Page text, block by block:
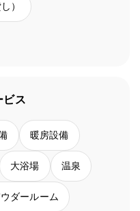
）
ビス
暖房設備
大浴場 温泉
ダールーム